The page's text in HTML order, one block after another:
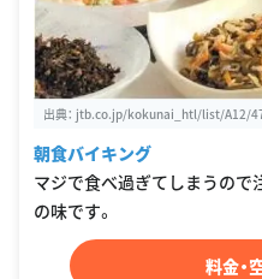
出典： jtb.co.jp/kokunai_htl/list/A12/
朝食バイキング
マジで食べ過ぎてしまうので
の味です。
料金・